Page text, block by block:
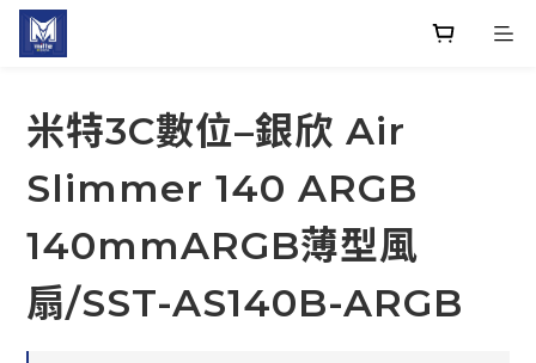
米特3C數位–銀欣 Air
Slimmer 140 ARGB
140mmARGB薄型風
扇/SST-AS140B-ARGB